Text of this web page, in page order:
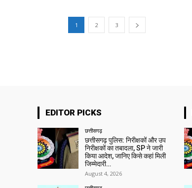
1 2 3
EDITOR PICKS
छत्तीसगढ़
छत्तीसगढ़ पुलिस: निरीक्षकों और उप
निरीक्षकों का तबादला, SP ने जारी
किया आदेश, जानिए किसे कहां मिली
जिम्मेदारी…
August 4, 2026